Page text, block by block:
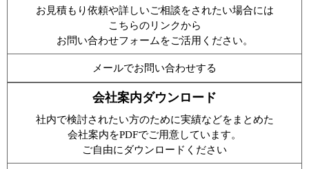
お見積もり依頼や詳しいご相談をされたい場合には
こちらのリンクから
お問い合わせフォームをご活用ください。
メールでお問い合わせする
会社案内ダウンロード
社内で検討されたい方のために実績などをまとめた
会社案内をPDFでご用意しています。
ご自由にダウンロードください